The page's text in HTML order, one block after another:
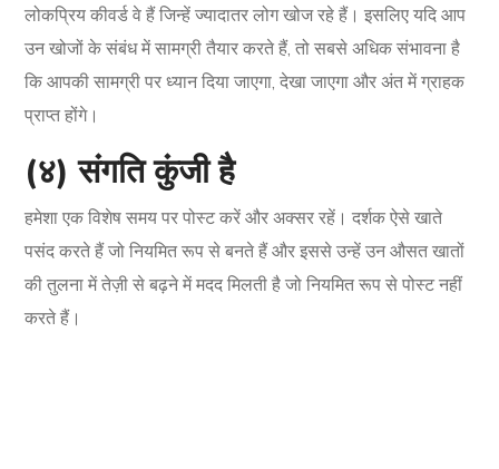
लोकप्रिय कीवर्ड वे हैं जिन्हें ज्यादातर लोग खोज रहे हैं। इसलिए यदि आप
उन खोजों के संबंध में सामग्री तैयार करते हैं, तो सबसे अधिक संभावना है
कि आपकी सामग्री पर ध्यान दिया जाएगा, देखा जाएगा और अंत में ग्राहक
प्राप्त होंगे।
(४) संगति कुंजी है
हमेशा एक विशेष समय पर पोस्ट करें और अक्सर रहें। दर्शक ऐसे खाते
पसंद करते हैं जो नियमित रूप से बनते हैं और इससे उन्हें उन औसत खातों
की तुलना में तेज़ी से बढ़ने में मदद मिलती है जो नियमित रूप से पोस्ट नहीं
करते हैं।